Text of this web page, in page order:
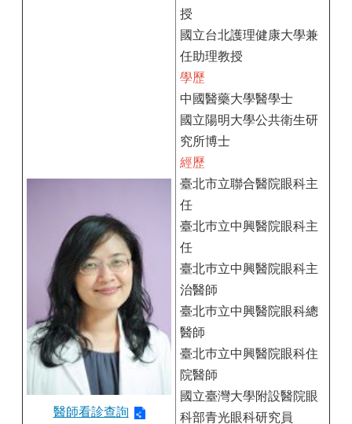
醫師看診查詢
授
國立台北護理健康大學兼
任助理教授
學歷
中國醫藥大學醫學士
國立陽明大學公共衛生研
究所博士
經歷
臺北市立聯合醫院眼科主
任
臺北巿立中興醫院眼科主
任
臺北巿立中興醫院眼科主
治醫師
臺北巿立中興醫院眼科總
醫師
臺北巿立中興醫院眼科住
院醫師
國立臺灣大學附設醫院眼
科部青光眼科研究員